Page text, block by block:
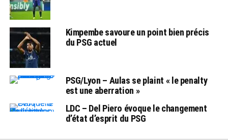
Kimpembe savoure un point bien précis
du PSG actuel
PSG/Lyon – Aulas se plaint « le penalty
est une aberration »
LDC – Del Piero évoque le changement
d’état d’esprit du PSG